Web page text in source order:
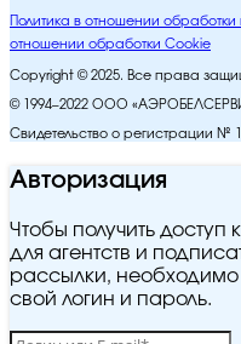
Политика в отношении
отношении обработки Cookie
Copyright © 2025. Все права
© 1994–2022 ООО
Свидетельство о регистрации №
Авторизация
Чтобы получить
для агентств и
рассылки, необходимо
свой логин и пароль.